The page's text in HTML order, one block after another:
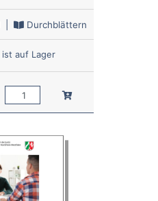
Durchblättern
auf Lager
Anzahl: In den Warenkorb